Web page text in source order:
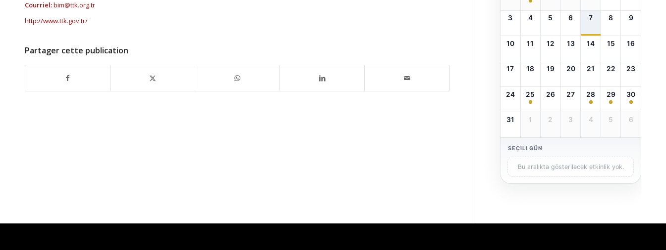
Courriel:bim@ttk.org.tr
http://www.ttk.gov.tr/
Partager cette publication
3 4 5 6 7 8 9
10 11 12 13 14 15 16
17 18 19 20 21 22 23
24 25 26 27 28 29 30
31 1 2 3 4 5 6
SEÇILI GÜN
Bu aralıkta gösterilecek etkinlik yok.